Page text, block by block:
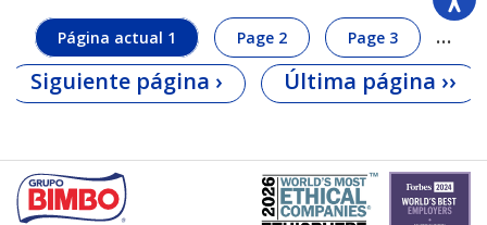
Página actual 1 Page 2 Page 3
…
Siguiente página › Última página ››